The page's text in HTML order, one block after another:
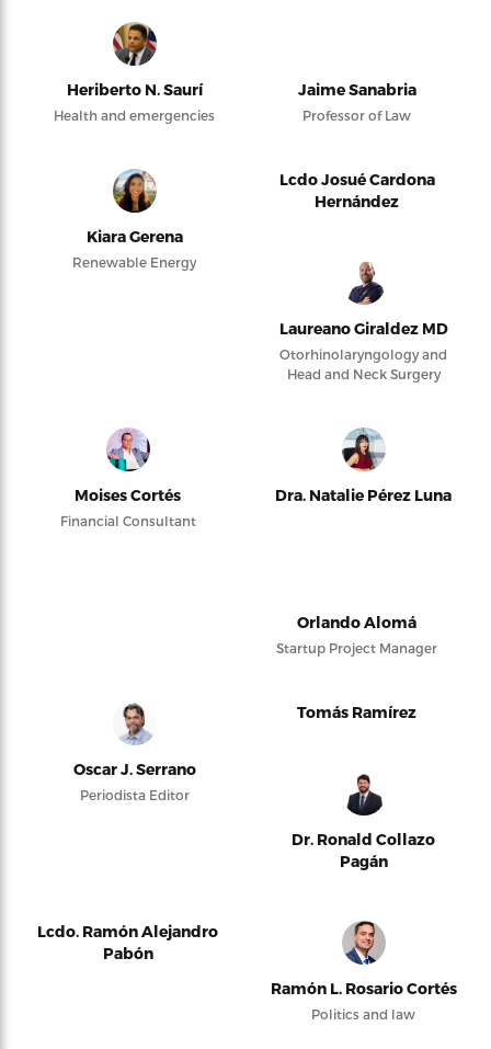
Heriberto N. Saurí
Health and emergencies
Jaime Sanabria
Professor of Law
Kiara Gerena
Renewable Energy
Lcdo Josué Cardona
Hernández
Laureano Giraldez MD
Otorhinolaryngology and
Head and Neck Surgery
Moises Cortés
Financial Consultant
Dra. Natalie Pérez Luna
Orlando Alomá
Startup Project Manager
Oscar J. Serrano
Periodista Editor
Tomás Ramírez
Dr. Ronald Collazo
Pagán
Lcdo. Ramón Alejandro
Pabón
Ramón L. Rosario Cortés
Politics and law